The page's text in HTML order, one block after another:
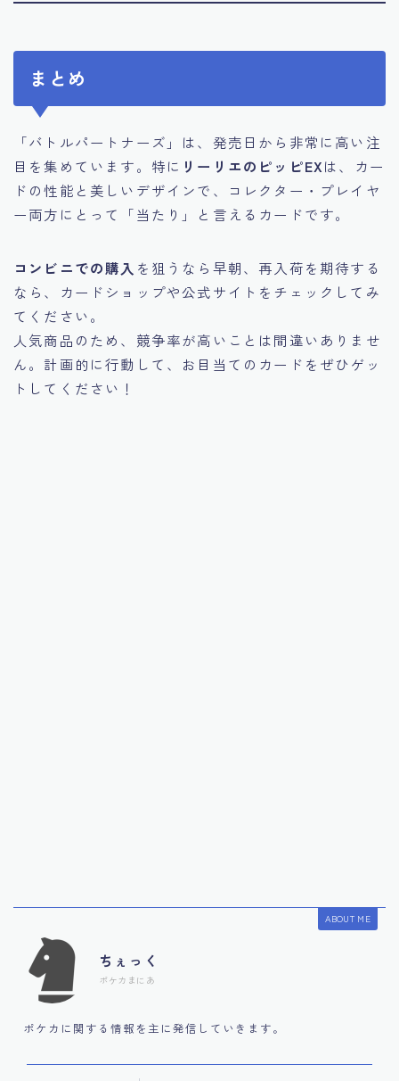
まとめ
「バトルパートナーズ」は、発売日から非常に高い注
目を集めています。特に リーリエのピッピEXは、カー
ドの性能と美しいデザインで、コレクター・プレイヤ
ー両方にとって「当たり」と言えるカードです。
コンビニでの購入 を狙うなら早朝、再入荷を期待する
なら、カードショップや公式サイトをチェックしてみ
てください。
人気商品のため、競争率が高いことは間違いありませ
ん。計画的に行動して、お目当てのカードをぜひゲッ
トしてください！
ABOUT ME
ちぇっく
ポケカまにあ
ポケカに関する情報を主に発信していきます。